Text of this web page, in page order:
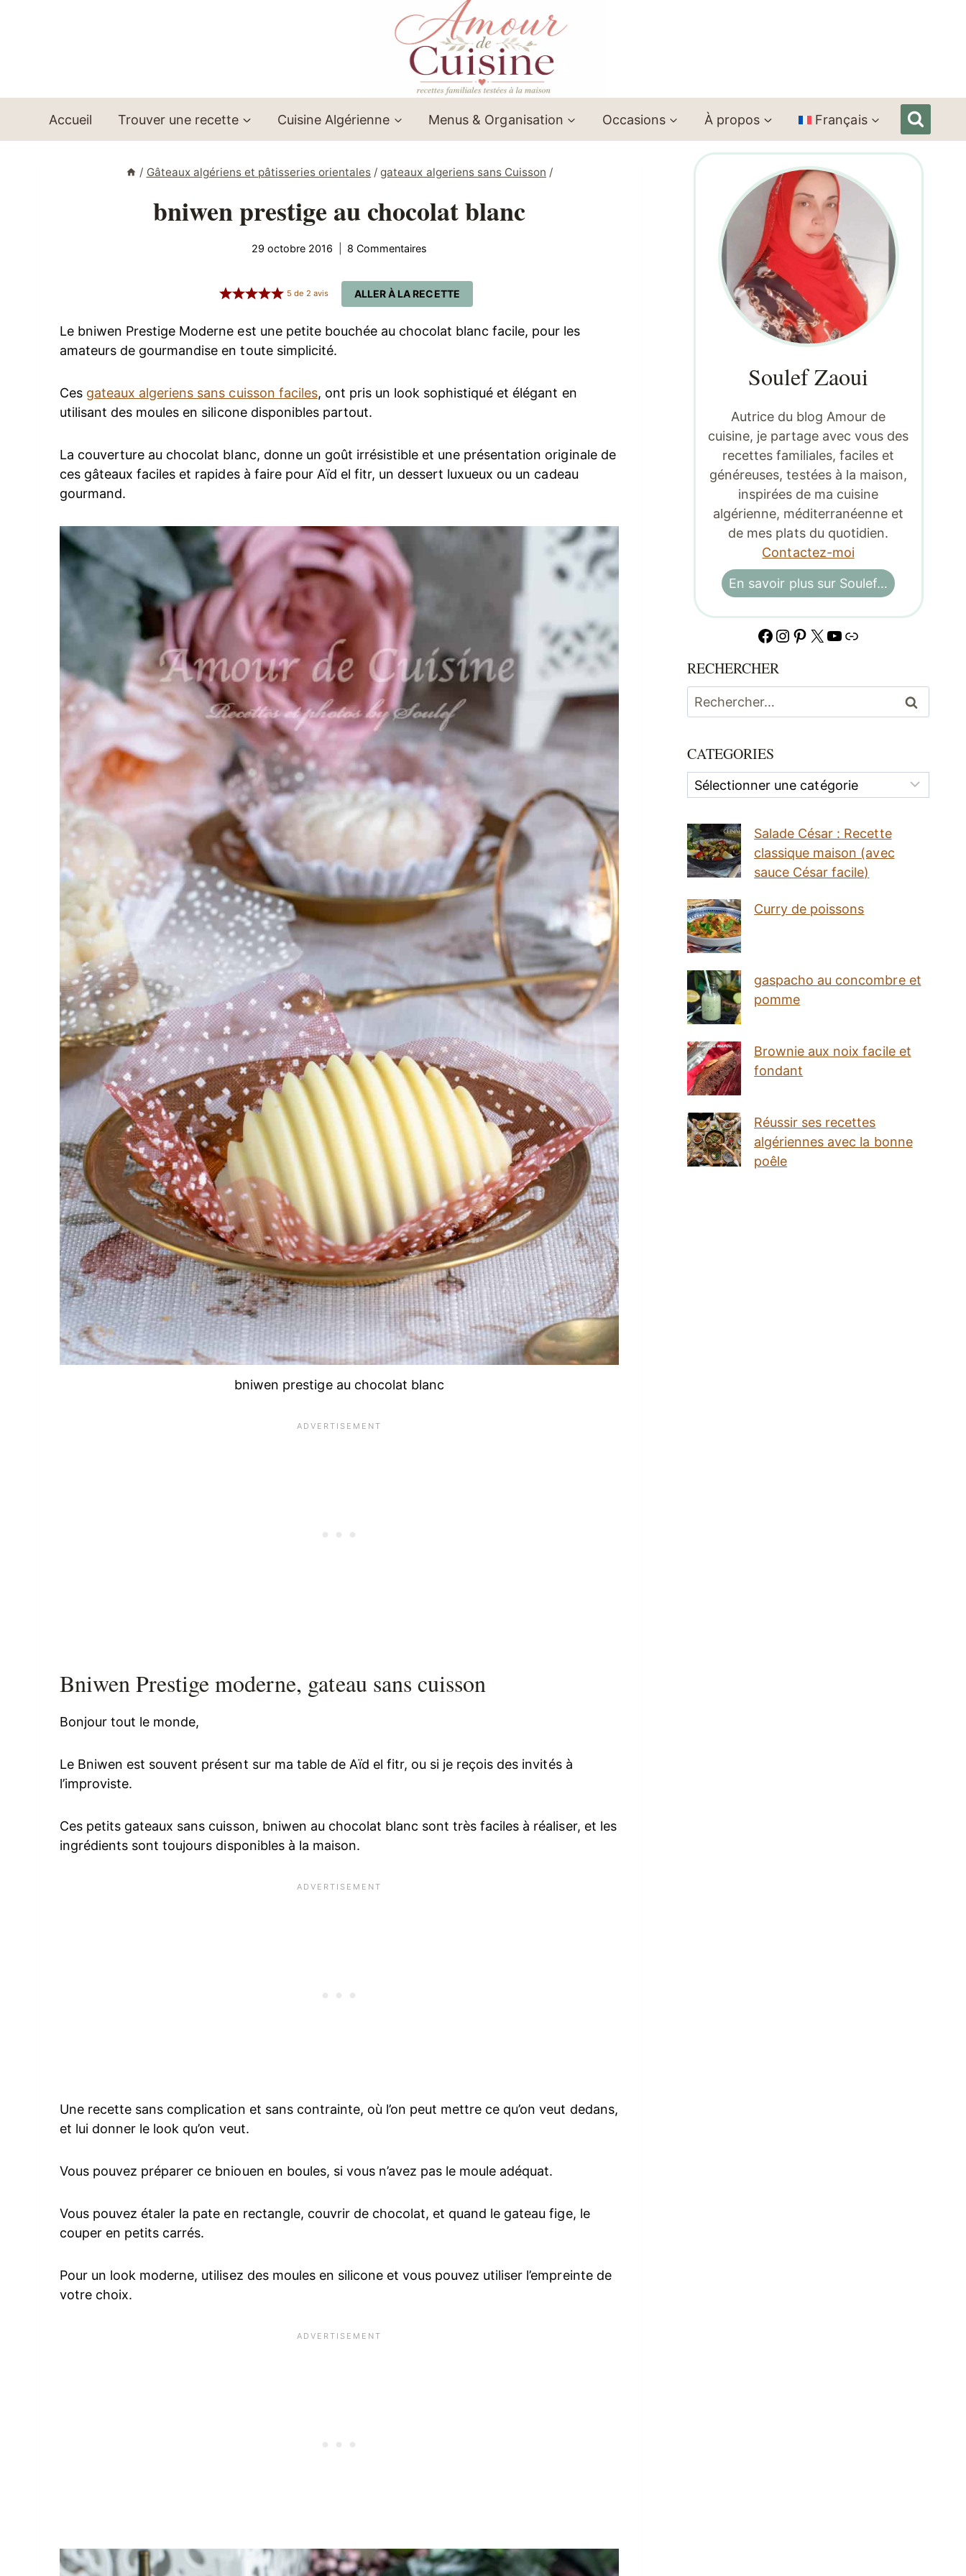
Accueil Trouver une recette Cuisine Algérienne Menus & Organisation Occasions À propos Français
/ Gâteaux algériens et pâtisseries orientales / gateaux algeriens sans Cuisson /
bniwen prestige au chocolat blanc
29 octobre 2016 8 Commentaires
ALLER À LA RECETTE
5 de2 avis
Le bniwen Prestige Moderne est une petite bouchée au chocolat blanc facile, pour les
amateurs de gourmandise en toute simplicité.
Ces gateaux algeriens sans cuisson faciles, ont pris un look sophistiqué et élégant en
utilisant des moules en silicone disponibles partout.
La couverture au chocolat blanc, donne un goût irrésistible et une présentation originale de
ces gâteaux faciles et rapides à faire pour Aïd el fitr, un dessert luxueux ou un cadeau
gourmand.
bniwen prestige au chocolat blanc
Bniwen Prestige moderne, gateau sans cuisson
Bonjour tout le monde,
Le Bniwen est souvent présent sur ma table de Aïd el fitr, ou si je reçois des invités à
l’improviste.
Ces petits gateaux sans cuisson, bniwen au chocolat blanc sont très faciles à réaliser, et les
ingrédients sont toujours disponibles à la maison.
Une recette sans complication et sans contrainte, où l’on peut mettre ce qu’on veut dedans,
et lui donner le look qu’on veut.
Vous pouvez préparer ce bniouen en boules, si vous n’avez pas le moule adéquat.
Vous pouvez étaler la pate en rectangle, couvrir de chocolat, et quand le gateau fige, le
couper en petits carrés.
Pour un look moderne, utilisez des moules en silicone et vous pouvez utiliser l’empreinte de
votre choix.
Soulef Zaoui
Autrice du blog Amour de
cuisine, je partage avec vous des
recettes familiales, faciles et
généreuses, testées à la maison,
inspirées de ma cuisine
algérienne, méditerranéenne et
de mes plats du quotidien.
Contactez-moi
En savoir plus sur Soulef…
Facebook
Instagram
Pinterest
X YouTube
Lien
RECHERCHER
Rechercher :
CATEGORIES
Categories
Salade César : Recette
classique maison (avec
sauce César facile)
Curry de poissons
gaspacho au concombre et
pomme
Brownie aux noix facile et
fondant
Réussir ses recettes
algériennes avec la bonne
poêle